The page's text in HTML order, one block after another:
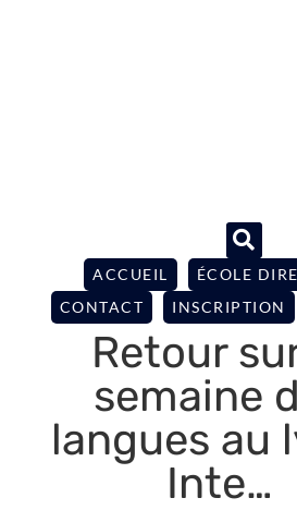
ACCUEIL ÉCOLE
CONTACT
INSCRIPTION
Retour
semaine
langues au
Inte…